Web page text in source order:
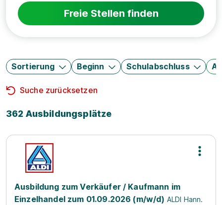
Freie Stellen finden
Sortierung Beginn Schulabschluss
Suche zurücksetzen
362 Ausbildungsplätze
Ausbildung zum Verkäufer / Kaufmann im
Einzelhandel zum 01.09.2026 (m/w/d) ALDI Hann.